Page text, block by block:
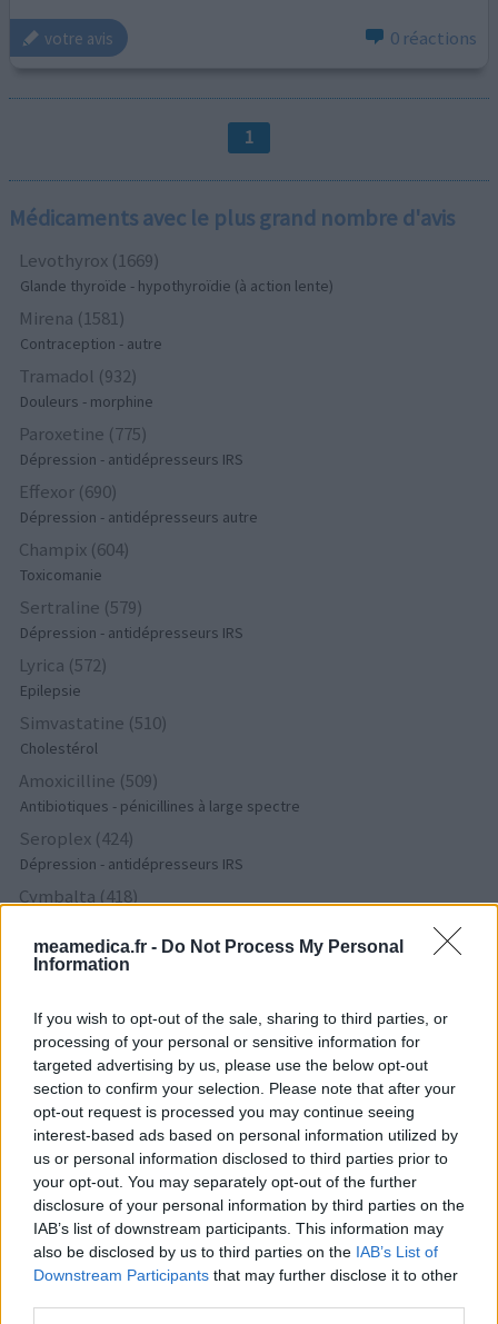
meamedica.fr - Do Not Process My Personal
Information
If you wish to opt-out of the sale, sharing to third parties, or
processing of your personal or sensitive information for
targeted advertising by us, please use the below opt-out
section to confirm your selection. Please note that after your
opt-out request is processed you may continue seeing
interest-based ads based on personal information utilized by
us or personal information disclosed to third parties prior to
your opt-out. You may separately opt-out of the further
disclosure of your personal information by third parties on the
IAB’s list of downstream participants. This information may
also be disclosed by us to third parties on the IAB’s List of
Downstream Participants that may further disclose it to other
votre avis 0 réactions
1
Médicaments avec le plus grand nombre d'avis
Levothyrox (1669)
Glande thyroïde - hypothyroïdie (à action lente)
Mirena (1581)
Contraception - autre
Tramadol (932)
Douleurs - morphine
Paroxetine (775)
Dépression - antidépresseurs IRS
Effexor (690)
Dépression - antidépresseurs autre
Champix (604)
Toxicomanie
Sertraline (579)
Dépression - antidépresseurs IRS
Lyrica (572)
Epilepsie
Simvastatine (510)
Cholestérol
Amoxicilline (509)
Antibiotiques - pénicillines à large spectre
Seroplex (424)
Dépression - antidépresseurs IRS
Cymbalta (418)
Tamoxifene (386)
Crestor (366)
Cholestérol
Deroxat (366)
Dépression - antidépresseurs IRS
Citalopram (358)
Dépression - antidépresseurs IRS
Metformine (357)
Diabètes - médicaments oraux
Pyostacine (311)
Antibiotiques - autre